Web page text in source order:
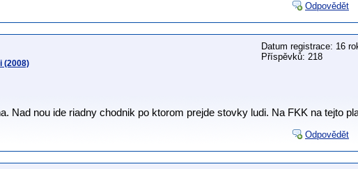
Odpovědět
(2008)
Datum registrace: 16
Příspěvků: 218
Nad nou ide riadny chodnik po ktorom prejde stovky ludi. Na FKK na tejto
Odpovědět